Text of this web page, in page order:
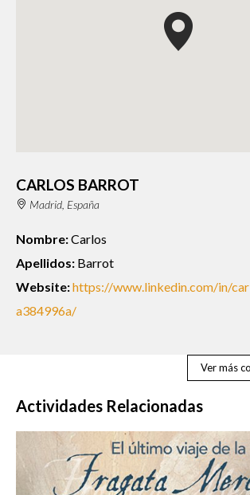
CARLOS BARROT
Madrid, España
Nombre:Carlos
Apellidos: Barrot
Website:https://www.linkedin.com/in/
a384996a/
Ver más
Actividades Relacionadas